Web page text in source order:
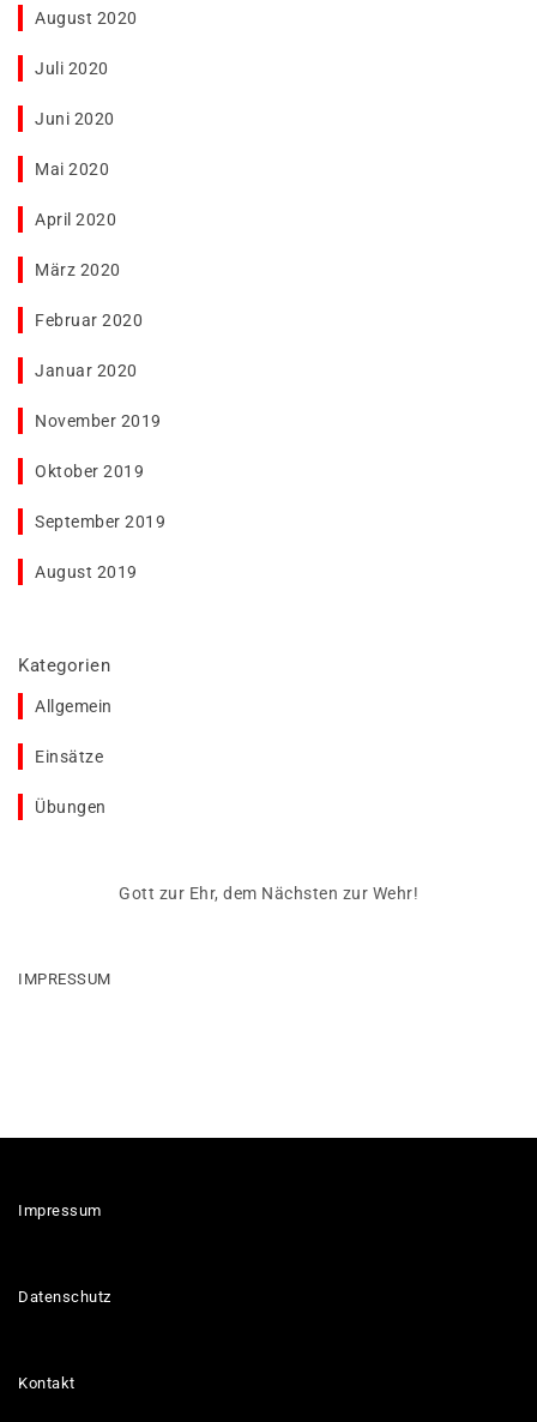
August 2020
Juli 2020
Juni 2020
Mai 2020
April 2020
März 2020
Februar 2020
Januar 2020
November 2019
Oktober 2019
September 2019
August 2019
Kategorien
Allgemein
Einsätze
Übungen
Gott zur Ehr, dem Nächsten zur Wehr!
IMPRESSUM
Impressum
Datenschutz
Kontakt